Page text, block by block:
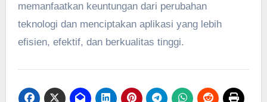
memanfaatkan keuntungan dari perubahan
teknologi dan menciptakan aplikasi yang lebih
efisien, efektif, dan berkualitas tinggi.